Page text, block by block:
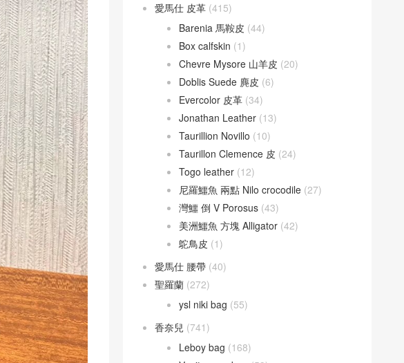
愛馬仕 皮革 (415)
Barenia 馬鞍皮 (44)
Box calfskin (1)
Chevre Mysore 山羊皮 (20)
Doblis Suede 麂皮 (6)
Evercolor 皮革 (34)
Jonathan Leather (13)
Taurillion Novillo (10)
Taurillon Clemence 皮 (24)
Togo leather (12)
尼羅鱷魚 兩點 Nilo crocodile (27)
灣鱷 倒 V Porosus (43)
美洲鱷魚 方塊 Alligator (42)
鴕鳥皮 (1)
愛馬仕 腰帶 (40)
聖羅蘭 (272)
ysl niki bag (55)
香奈兒 (741)
Leboy bag (168)